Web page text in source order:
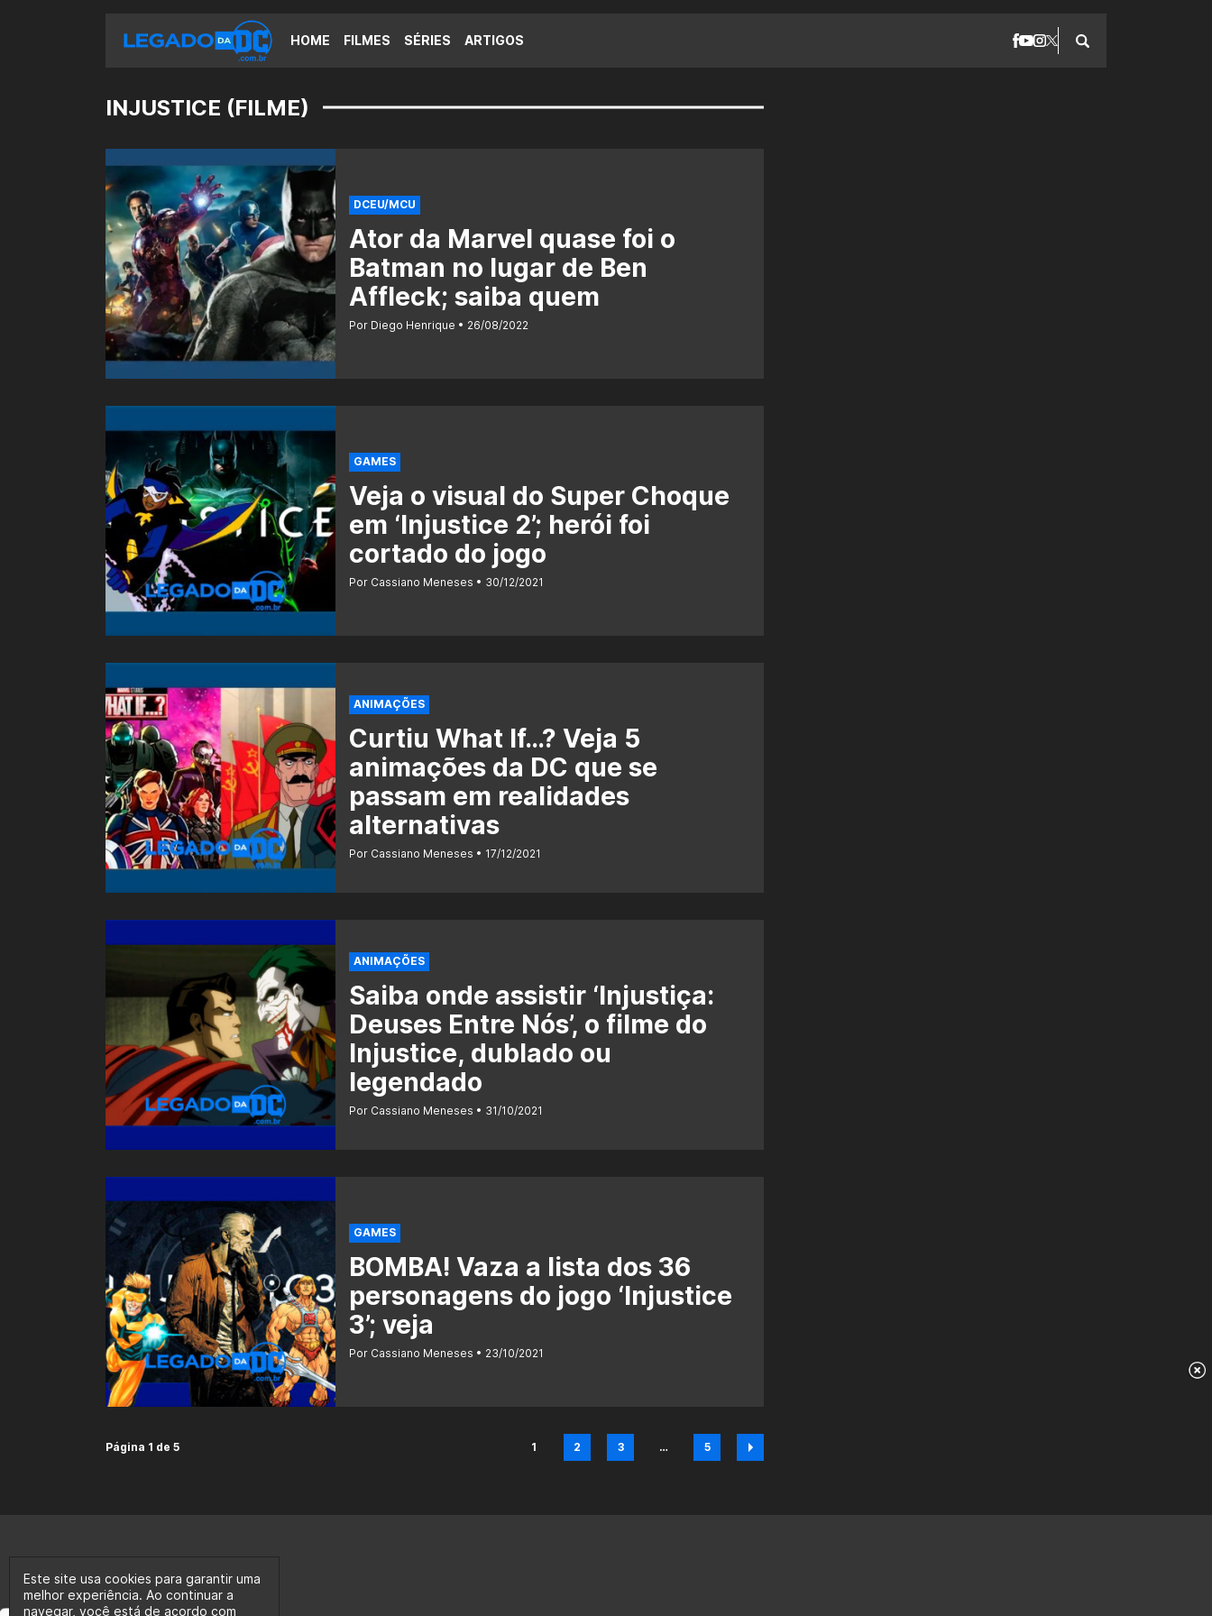
HOME FILMES SÉRIES ARTIGOS
INJUSTICE (FILME)
DCEU/MCU
Ator da Marvel quase foi o
Batman no lugar de Ben
Affleck; saiba quem
Por Diego Henrique 26/08/2022
GAMES
Veja o visual do Super Choque
em ‘Injustice 2’; herói foi
cortado do jogo
Por Cassiano Meneses 30/12/2021
ANIMAÇÕES
Curtiu What If…? Veja 5
animações da DC que se
passam em realidades
alternativas
Por Cassiano Meneses 17/12/2021
ANIMAÇÕES
Saiba onde assistir ‘Injustiça:
Deuses Entre Nós’, o filme do
Injustice, dublado ou
legendado
Por Cassiano Meneses 31/10/2021
GAMES
BOMBA! Vaza a lista dos 36
personagens do jogo ‘Injustice
3’; veja
Por Cassiano Meneses 23/10/2021
Página 1 de 5
Página
1
Página
2
Página
3
…
Página
5
Este site usa cookies para garantir uma
melhor experiência. Ao continuar a
navegar, você está de acordo com